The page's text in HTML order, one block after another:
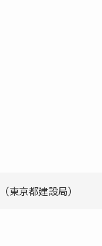
（東京都建設局）